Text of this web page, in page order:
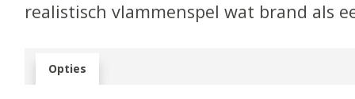
realistisch vlammenspel wat brand als
Opties